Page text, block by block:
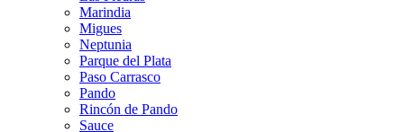
Marindia
Migues
Neptunia
Parque del Plata
Paso Carrasco
Pando
Rincón de Pando
Sauce